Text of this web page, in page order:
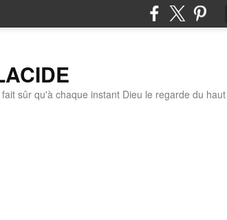
sûr qu'à chaque instant Dieu le regarde du